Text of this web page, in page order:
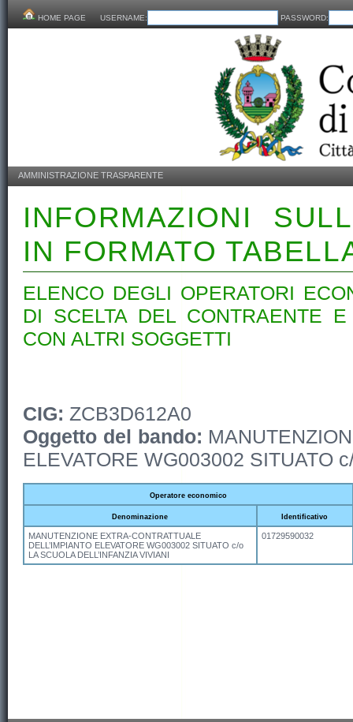
HOME PAGE USERNAME: PASSWORD:
AMMINISTRAZIONE TRASPARENTE
INFORMAZIONI
IN FORMATO
ELENCO DEGLI OPERATORI
DI SCELTA DEL CONTRAENTE
CON ALTRI SOGGETTI
CIG: ZCB3D612A0
Oggetto del bando:
ELEVATORE WG003002 SITUATO
Operatore economico
Denominazione Identificativo
MANUTENZIONE EXTRA-CONTRATTUALE
DELL’IMPIANTO ELEVATORE WG003002 SITUATO c/o
LA SCUOLA DELL’INFANZIA VIVIANI
01729590032